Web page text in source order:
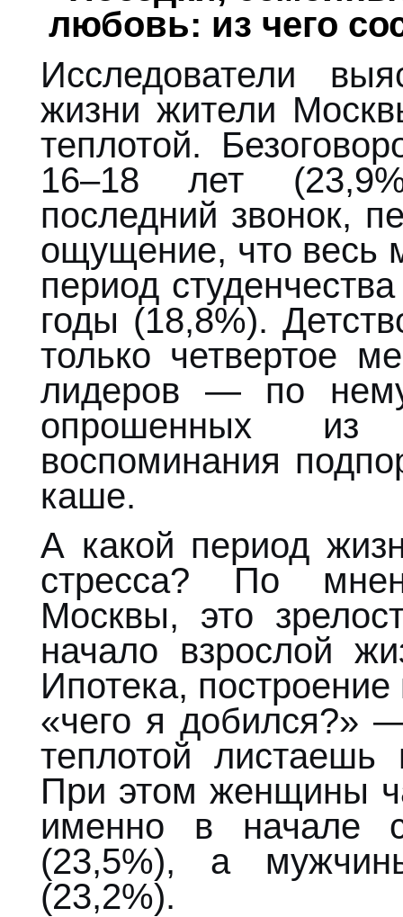
любовь: из чего
Исследователи
жизни жители
теплотой.
16–18 лет
последний звонок,
ощущение, что весь
период
годы (18,8%).
только четвертое
лидеров — по
опрошенных из
воспоминания
каше.
А какой период
стресса? По
Москвы, это
начало взрослой
Ипотека,
«чего я добился?»
теплотой
При этом женщины
именно в начале
(23,5%), а
(23,2%).